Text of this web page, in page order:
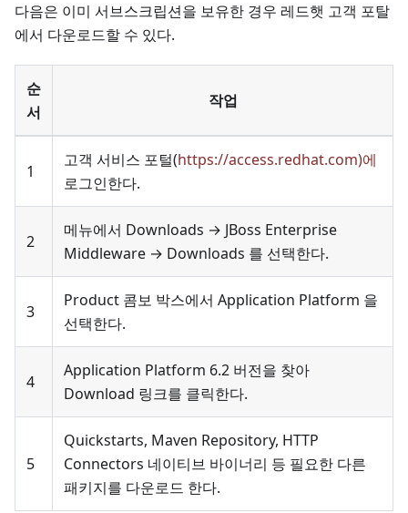
다음은 이미 서브스크립션을 보유한 경우 레드햇 고객 포탈
에서 다운로드할 수 있다.
순
서
작업
1
고객 서비스 포털(https://access.redhat.com)에
로그인한다.
2
메뉴에서 Downloads → JBoss Enterprise
Middleware → Downloads 를 선택한다.
3
Product 콤보 박스에서 Application Platform 을
선택한다.
4
Application Platform 6.2 버전을 찾아
Download 링크를 클릭한다.
5
Quickstarts, Maven Repository, HTTP
Connectors 네이티브 바이너리 등 필요한 다른
패키지를 다운로드 한다.